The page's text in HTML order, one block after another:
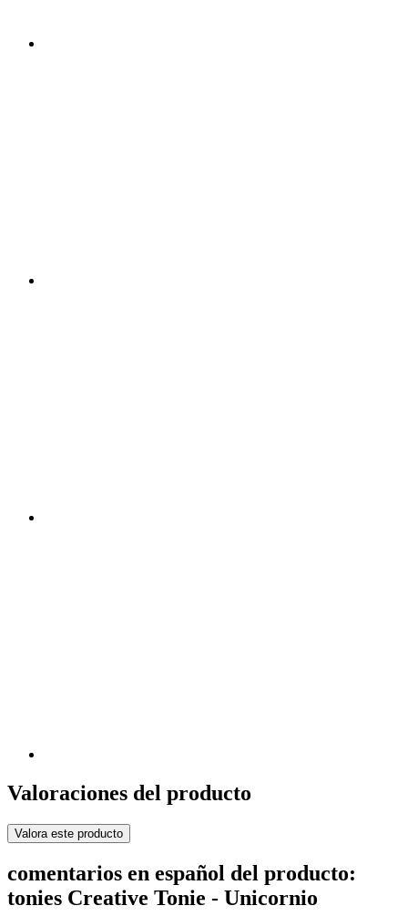
Valoraciones del producto
Valora este producto
comentarios en español del producto:
tonies Creative Tonie - Unicornio